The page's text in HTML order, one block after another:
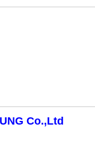
Co.,Ltd